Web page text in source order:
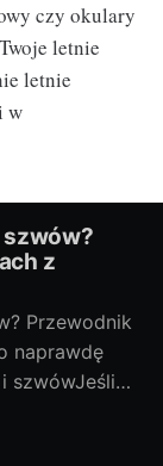
czy okulary
letnie
letnie
w
z
Przewodnik
naprawdę
szwówJeśli
jest
i